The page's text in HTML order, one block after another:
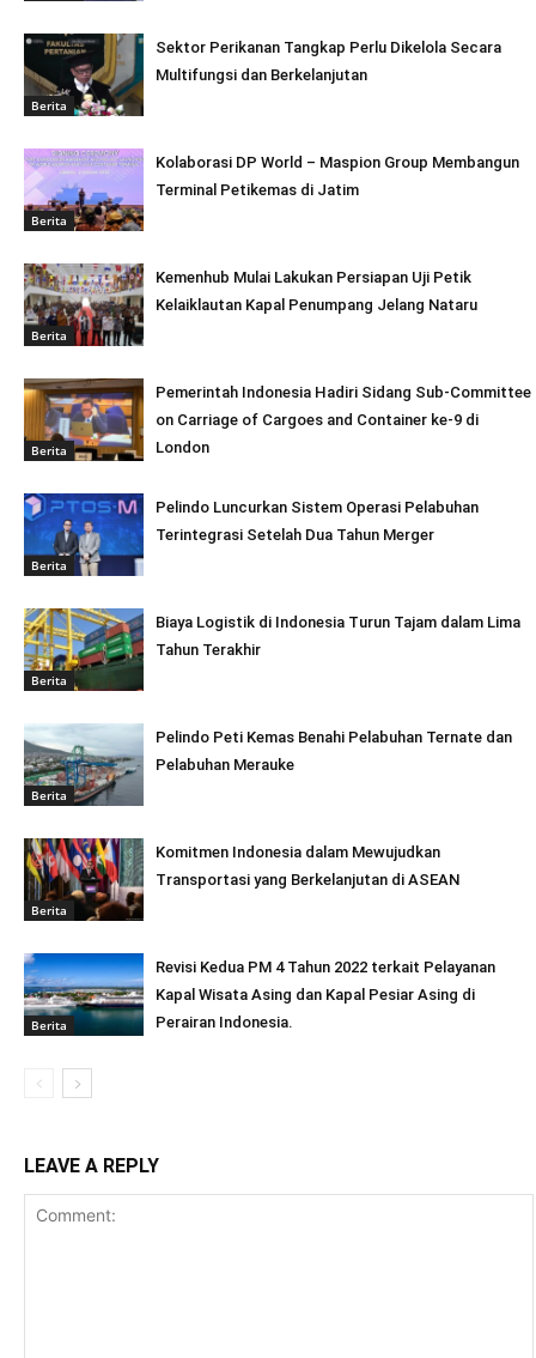
Berita
Sektor Perikanan Tangkap Perlu Dikelola Secara
Multifungsi dan Berkelanjutan
Berita
Kolaborasi DP World – Maspion Group Membangun
Terminal Petikemas di Jatim
Berita
Kemenhub Mulai Lakukan Persiapan Uji Petik
Kelaiklautan Kapal Penumpang Jelang Nataru
Berita
Pemerintah Indonesia Hadiri Sidang Sub-Committee
on Carriage of Cargoes and Container ke-9 di
London
Berita
Pelindo Luncurkan Sistem Operasi Pelabuhan
Terintegrasi Setelah Dua Tahun Merger
Berita
Biaya Logistik di Indonesia Turun Tajam dalam Lima
Tahun Terakhir
Berita
Pelindo Peti Kemas Benahi Pelabuhan Ternate dan
Pelabuhan Merauke
Berita
Komitmen Indonesia dalam Mewujudkan
Transportasi yang Berkelanjutan di ASEAN
Berita
Revisi Kedua PM 4 Tahun 2022 terkait Pelayanan
Kapal Wisata Asing dan Kapal Pesiar Asing di
Perairan Indonesia.
LEAVE A REPLY